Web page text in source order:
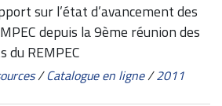
sur l’état d’avancement des
depuis la 9ème réunion des
du REMPEC
/Catalogue en ligne/2011